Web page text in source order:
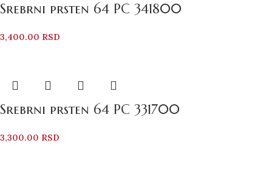
Srebrni prsten 64 PC 341800
3,400.00 RSD
Srebrni prsten 64 PC 331700
3,300.00 RSD